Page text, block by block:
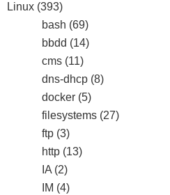
Linux (393)
bash (69)
bbdd (14)
cms (11)
dns-dhcp (8)
docker (5)
filesystems (27)
ftp (3)
http (13)
IA (2)
IM (4)